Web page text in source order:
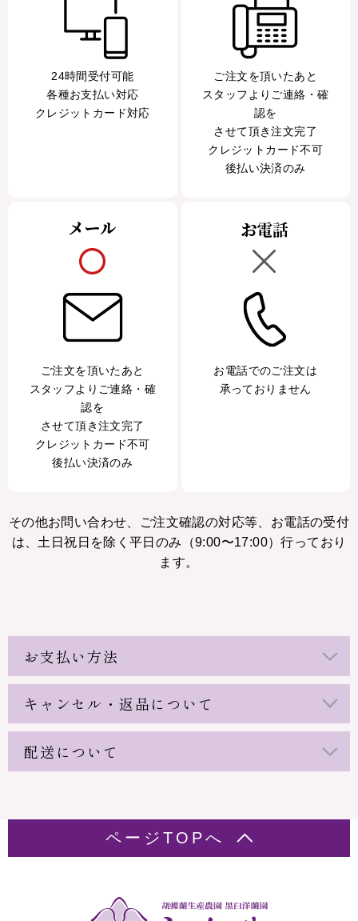
24時間受付可能
各種お支払い対応
クレジットカード対応
ご注文を頂いたあと
スタッフよりご連絡・確
認を
させて頂き注文完了
クレジットカード不可
後払い決済のみ
ご注文を頂いたあと
スタッフよりご連絡・確
認を
させて頂き注文完了
クレジットカード不可
後払い決済のみ
お電話でのご注文は
承っておりません
その他お問い合わせ、ご注文確認の対応等、お電話の受付
は、土日祝日を除く平日のみ（9:00〜17:00）行っており
ます。
お支払い方法
キャンセル・返品について
配送について
ページTOPへ